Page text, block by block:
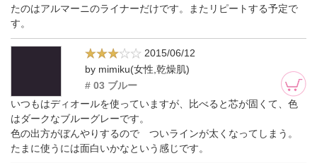
たのはアルマーニのライナーだけです。またリピートする予定で
す。
2015/06/12
by mimiku(女性,乾燥肌)
# 03 ブルー
いつもはディオールを使っていますが、比べると芯が固くて、色
はダークなブルーグレーです。
色の出方がぼんやりするので ついラインが太くなってしまう。
たまに使うには面白いかなという感じです。